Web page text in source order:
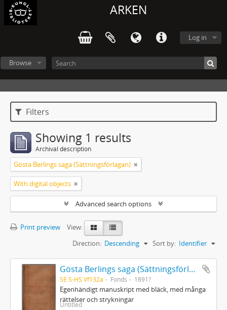
ARKEN
Log in
Browse
Filters
Showing 1 results
Archival description
Gösta Berlings saga (Sättningsförlagan)
With digital objects
Advanced search options
Print preview
View:
Sort by: Identifier
Direction: Descending
Gösta Berlings saga (Sättningsförlagan)
SE S-HS Vf132a Fonds 1891?
Egenhändigt manuskript med bläck, med många
rättelser och strykningar
Untitled